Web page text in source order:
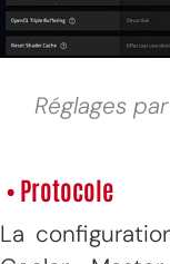
Réglages
• Protocole
La